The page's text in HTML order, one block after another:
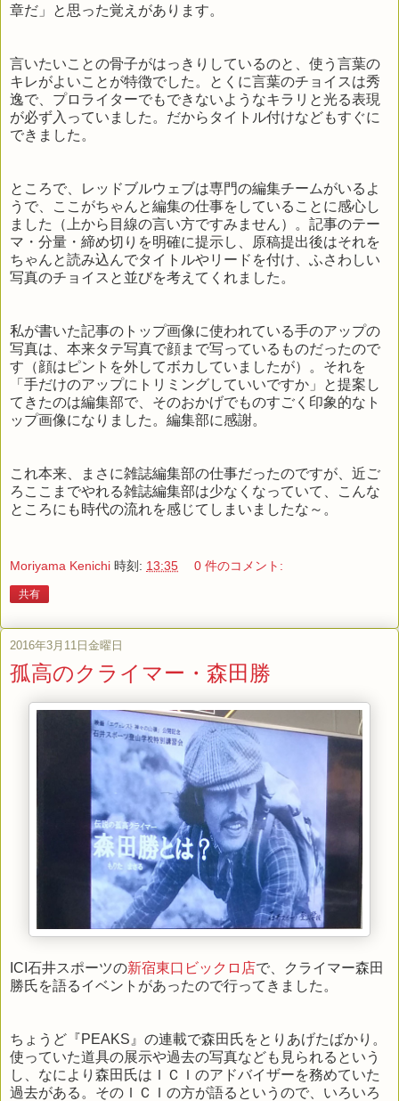
章だ」と思った覚えがあります。
言いたいことの骨子がはっきりしているのと、使う言葉の
キレがよいことが特徴でした。とくに言葉のチョイスは秀
逸で、プロライターでもできないようなキラリと光る表現
が必ず入っていました。だからタイトル付けなどもすぐに
できました。
ところで、レッドブルウェブは専門の編集チームがいるよ
うで、ここがちゃんと編集の仕事をしていることに感心し
ました（上から目線の言い方ですみません）。記事のテー
マ・分量・締め切りを明確に提示し、原稿提出後はそれを
ちゃんと読み込んでタイトルやリードを付け、ふさわしい
写真のチョイスと並びを考えてくれました。
私が書いた記事のトップ画像に使われている手のアップの
写真は、本来タテ写真で顔まで写っているものだったので
す（顔はピントを外してボカしていましたが）。それを
「手だけのアップにトリミングしていいですか」と提案し
てきたのは編集部で、そのおかげでものすごく印象的なト
ップ画像になりました。編集部に感謝。
これ本来、まさに雑誌編集部の仕事だったのですが、近ご
ろここまでやれる雑誌編集部は少なくなっていて、こんな
ところにも時代の流れを感じてしまいましたな～。
Moriyama Kenichi 時刻: 13:35 0 件のコメント:
共有
2016年3月11日金曜日
孤高のクライマー・森田勝
ICI石井スポーツの新宿東口ビックロ店で、クライマー森田
勝氏を語るイベントがあったので行ってきました。
ちょうど『PEAKS』の連載で森田氏をとりあげたばかり。
使っていた道具の展示や過去の写真なども見られるという
し、なにより森田氏はＩＣＩのアドバイザーを務めていた
過去がある。そのＩＣＩの方が語るというので、いろいろ